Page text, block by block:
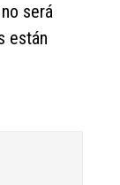
será
están